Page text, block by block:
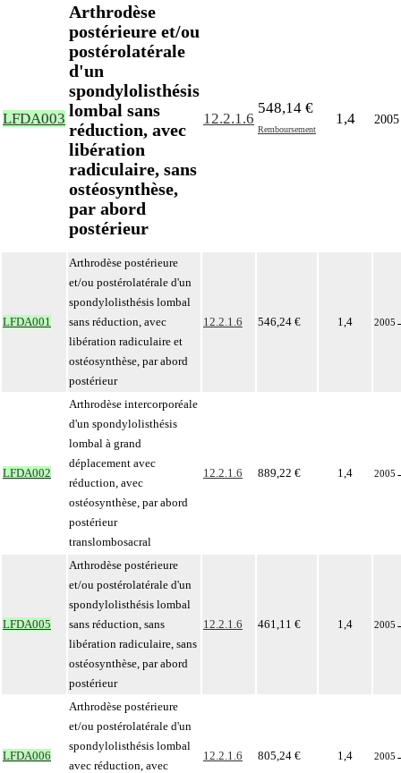
LFDA003
Arthrodèse
postérieure et/ou
postérolatérale
d'un
spondylolisthésis
lombal sans
réduction, avec
libération
radiculaire, sans
ostéosynthèse,
par abord
postérieur
12.2.1.6
548,14 €
Remboursement
1,4 2005
LFDA001
Arthrodèse postérieure
et/ou postérolatérale d'un
spondylolisthésis lombal
sans réduction, avec
libération radiculaire et
ostéosynthèse, par abord
postérieur
12.2.1.6 546,24 € 1,4 2005
LFDA002
Arthrodèse intercorporéale
d'un spondylolisthésis
lombal à grand
déplacement avec
réduction, avec
ostéosynthèse, par abord
postérieur
translombosacral
12.2.1.6 889,22 € 1,4 2005
LFDA005
Arthrodèse postérieure
et/ou postérolatérale d'un
spondylolisthésis lombal
sans réduction, sans
libération radiculaire, sans
ostéosynthèse, par abord
postérieur
12.2.1.6 461,11 € 1,4 2005
LFDA006
Arthrodèse postérieure
et/ou postérolatérale d'un
spondylolisthésis lombal
avec réduction, avec
12.2.1.6 805,24 € 1,4 2005